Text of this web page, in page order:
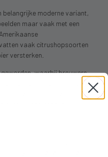
belangrijke moderne variant,
maar vaak met een
vaak citrushopsoorten
versterken.
waarbij brouwers
toevoegen om het frisse
Brouwerij ’t IJ’s IJwit is een